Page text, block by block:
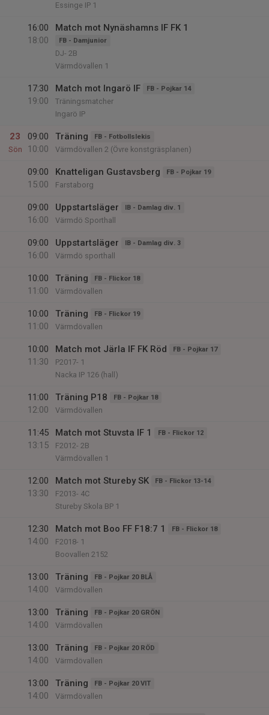
Essinge IP 1
16:00
18:00
Match mot Nynäshamns IF FK 1
FB - Damjunior
DJ- 2B
Värmdövallen 1
17:30
19:00
Match mot Ingarö IF FB - Pojkar 14
Träningsmatcher
Ingarö IP
23
Sön
09:00
10:00
Träning FB - Fotbollslekis
Värmdövallen 2 (Övre konstgräsplanen)
09:00
15:00
Knatteligan Gustavsberg FB - Pojkar 19
Farstaborg
09:00
16:00
Uppstartsläger IB - Damlag div. 1
Värmdö Sporthall
09:00
16:00
Uppstartsläger IB - Damlag div. 3
Värmdö sporthall
10:00
11:00
Träning FB - Flickor 18
Värmdövallen
10:00
11:00
Träning FB - Flickor 19
Värmdövallen
10:00
11:30
Match mot Järla IF FK Röd FB - Pojkar 17
P2017- 1
Nacka IP 126 (hall)
11:00
12:00
Träning P18 FB - Pojkar 18
Värmdövallen
11:45
13:15
Match mot Stuvsta IF 1 FB - Flickor 12
F2012- 2B
Värmdövallen 1
12:00
13:30
Match mot Stureby SK FB - Flickor 13-14
F2013- 4C
Stureby Skola BP 1
12:30
14:00
Match mot Boo FF F18:7 1 FB - Flickor 18
F2018- 1
Boovallen 2152
13:00
14:00
Träning FB - Pojkar 20 BLÅ
Värmdövallen
13:00
14:00
Träning FB - Pojkar 20 GRÖN
Värmdövallen
13:00
14:00
Träning FB - Pojkar 20 RÖD
Värmdövallen
13:00
14:00
Träning FB - Pojkar 20 VIT
Värmdövallen